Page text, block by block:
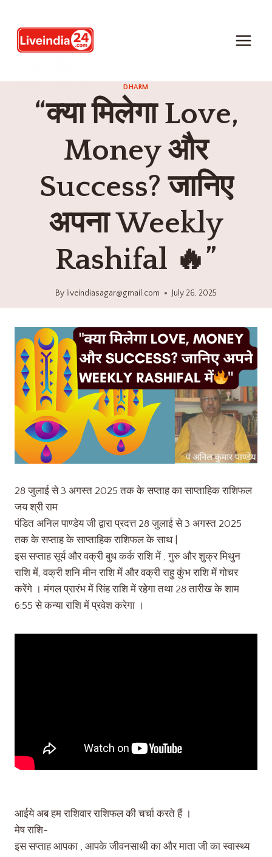
DHARM
“क्या मिलेगा Love,
Money और
Success? जानिए
अपना Weekly
Rashifal 🔥”
By liveindiasagar@gmail.com July 26, 2025
28 जुलाई से 3 अगस्त 2025 तक के सप्ताह का साप्ताहिक राशिफल
जय श्री राम
पंडित अनिल पाण्डेय जी द्वारा प्रदत्त 28 जुलाई से 3 अगस्त 2025
तक के सप्ताह के साप्ताहिक राशिफल के साथ |
इस सप्ताह सूर्य और वक्री बुध कर्क राशि में , गुरु और शुक्र मिथुन
राशि में, वक्री शनि मीन राशि में और वक्री राहु कुंभ राशि में गोचर
करेंगे । मंगल प्रारंभ में सिंह राशि में रहेगा तथा 28 तारीख के शाम
6:55 से कन्या राशि में प्रवेश करेगा ।
आईये अब हम राशिवार राशिफल की चर्चा करते हैं ।
मेष राशि-
इस सप्ताह आपका , आपके जीवनसाथी का और माता जी का स्वास्थ्य